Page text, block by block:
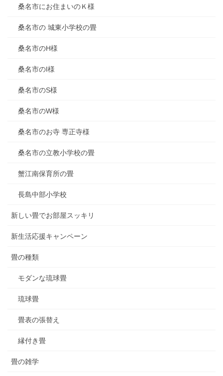
桑名市にお住まいのＫ様
桑名市の 城東小学校の畳
桑名市のH様
桑名市のI様
桑名市のS様
桑名市のW様
桑名市のお寺 専正寺様
桑名市の立教小学校の畳
蟹江南保育所の畳
長島中部小学校
新しい畳でお部屋スッキリ
新生活応援キャンペーン
畳の種類
モダンな琉球畳
琉球畳
畳表の張替え
縁付き畳
畳の雑学